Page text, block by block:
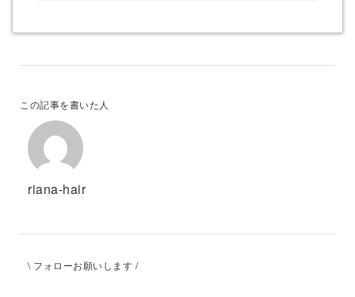
この記事を書いた人
riana-hair
\ フォローお願いします /